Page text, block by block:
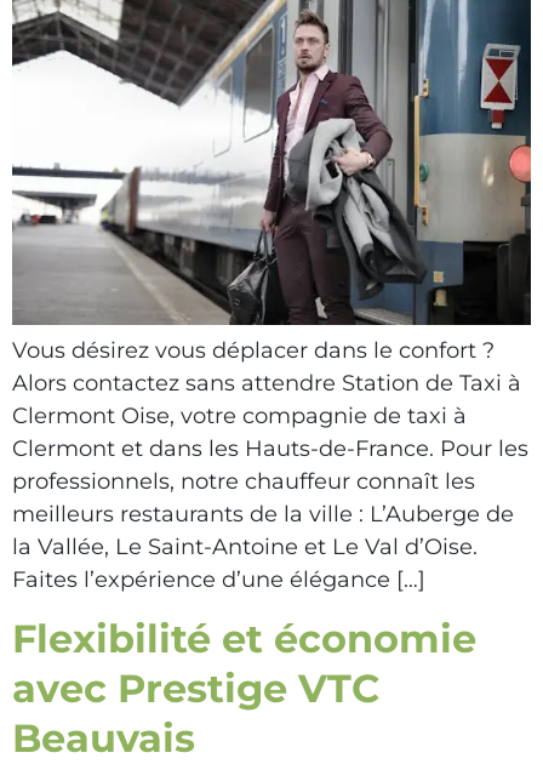
Vous désirez vous déplacer dans le confort ?
Alors contactez sans attendre Station de Taxi à
Clermont Oise, votre compagnie de taxi à
Clermont et dans les Hauts-de-France. Pour les
professionnels, notre chauffeur connaît les
meilleurs restaurants de la ville : L’Auberge de
la Vallée, Le Saint-Antoine et Le Val d’Oise.
Faites l’expérience d’une élégance […]
Flexibilité et économie
avec Prestige VTC
Beauvais